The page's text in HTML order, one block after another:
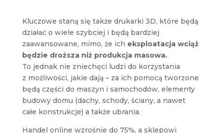
Kluczowe staną się także drukarki 3D, które będą
działać o wiele szybciej i będą bardziej
zaawansowane, mimo, że ich eksploatacja wciąż
będzie droższa niż produkcja masowa.
To jednak nie zniechęci ludzi do korzystania
z możliwości, jakie dają – za ich pomocą tworzone
będą części do maszyn i samochodów, elementy
budowy domu (dachy, schody, ściany, a nawet
całe konstrukcje) a także ubrania.
Handel online wzrośnie do 75%, a sklepowi